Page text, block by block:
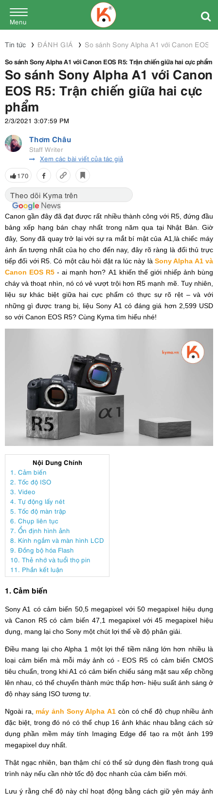
Menu
Tin tức ĐÁNH GIÁ
So sánh Sony Alpha A1 với Canon EOS
So sánh Sony Alpha A1 với Canon EOS R5: Trận chiến giữa hai cực phẩm
So sánh Sony Alpha A1 với Canon
EOS R5: Trận chiến giữa hai cực
phẩm
2/3/2021 3:07:59 PM
Thơm Châu
Staff Writer
Xem các bài viết của tác giả
170
Theo dõi Kyma trên
Canon gần đây đã đạt được rất nhiều thành công với R5, đứng đầu
bảng xếp hạng bán chạy nhất trong năm qua tại Nhật Bản. Giờ
đây, Sony đã quay trở lại với sự ra mắt bí mật của A1,là chiếc máy
ảnh ấn tượng nhất của họ cho đến nay, đây rõ ràng là đối thủ trực
tiếp đối với R5. Có một câu hỏi đặt ra lúc này làSony Alpha A1 và
Canon EOS R5 - ai mạnh hơn? A1 khiến thế giới nhiếp ảnh bùng
cháy và thoạt nhìn, nó có vẻ vượt trội hơn R5 mạnh mẽ. Tuy nhiên,
liệu sự khác biệt giữa hai cực phẩm có thực sự rõ rệt – và với
những gì được trang bị, liệu Sony A1 có đáng giá hơn 2,599 USD
so với Canon EOS R5? Cùng Kyma tìm hiểu nhé!
Nội Dung Chính
1. Cảm biến
2. Tốc độ ISO
3. Video
4. Tự động lấy nét
5. Tốc độ màn trập
6. Chụp liên tục
7. Ổn định hình ảnh
8. Kính ngắm và màn hình LCD
9. Đồng bộ hóa Flash
10. Thẻ nhớ và tuổi thọ pin
11. Phần kết luận
1. Cảm biến
Sony A1 có cảm biến 50,5 megapixel với 50 megapixel hiệu dụng
và Canon R5 có cảm biến 47,1 megapixel với 45 megapixel hiệu
dụng, mang lại cho Sony một chút lợi thế về độ phân giải.
Điều mang lại cho Alpha 1 một lợi thế tiềm năng lớn hơn nhiều là
loại cảm biến mà mỗi máy ảnh có - EOS R5 có cảm biến CMOS
tiêu chuẩn, trong khi A1 có cảm biến chiếu sáng mặt sau xếp chồng
lên nhau, có thể chuyển thành mức thấp hơn- hiệu suất ánh sáng ở
độ nhạy sáng ISO tương tự.
Ngoài ra, máy ảnh Sony Alpha A1 còn có chế độ chụp nhiều ảnh
đặc biệt, trong đó nó có thể chụp 16 ảnh khác nhau bằng cách sử
dụng phần mềm máy tính Imaging Edge để tạo ra một ảnh 199
megapixel duy nhất.
Thật ngạc nhiên, bạn thậm chí có thể sử dụng đèn flash trong quá
trình này nếu cần nhờ tốc độ đọc nhanh của cảm biến mới.
Lưu ý rằng chế độ này chỉ hoạt động bằng cách giữ yên máy ảnh